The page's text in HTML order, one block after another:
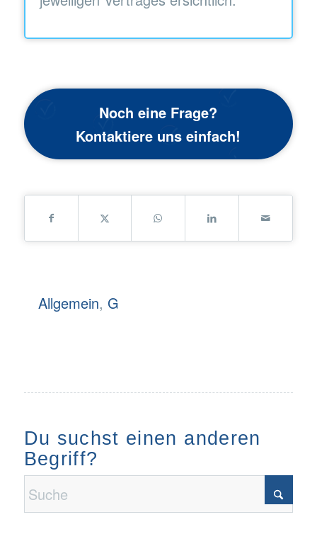
Noch eine Frage?
Kontaktiere uns einfach!
Allgemein, G
Du suchst einen anderen
Begriff?